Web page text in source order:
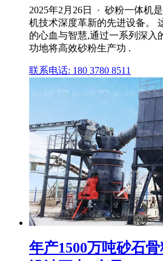
2025年2月26日 · 砂粉一体机
机技术深度革新的先进设备。
的心血与智慧,通过一系列深入
功地将高效砂粉生产功 .
联系电话: 180 3780 8511
年产1500万吨砂石